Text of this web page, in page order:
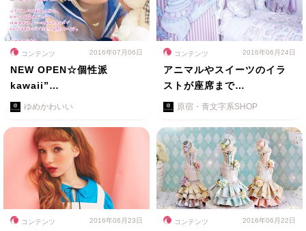
コンテンツ 2016年07月06日
NEW OPEN☆個性派
kawaii”…
ゆめかわいい
コンテンツ 2016年06月24日
アニマルやスイーツのイラ
ストが座席まで…
原宿・青文字系SHOP
コンテンツ 2016年06月23日 コンテンツ 2016年06月22日